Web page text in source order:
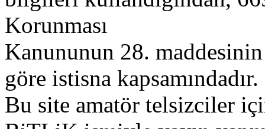
Korunması
Kanununun 28. maddesinin
göre istisna kapsamındadır.
Bu site amatör telsizciler